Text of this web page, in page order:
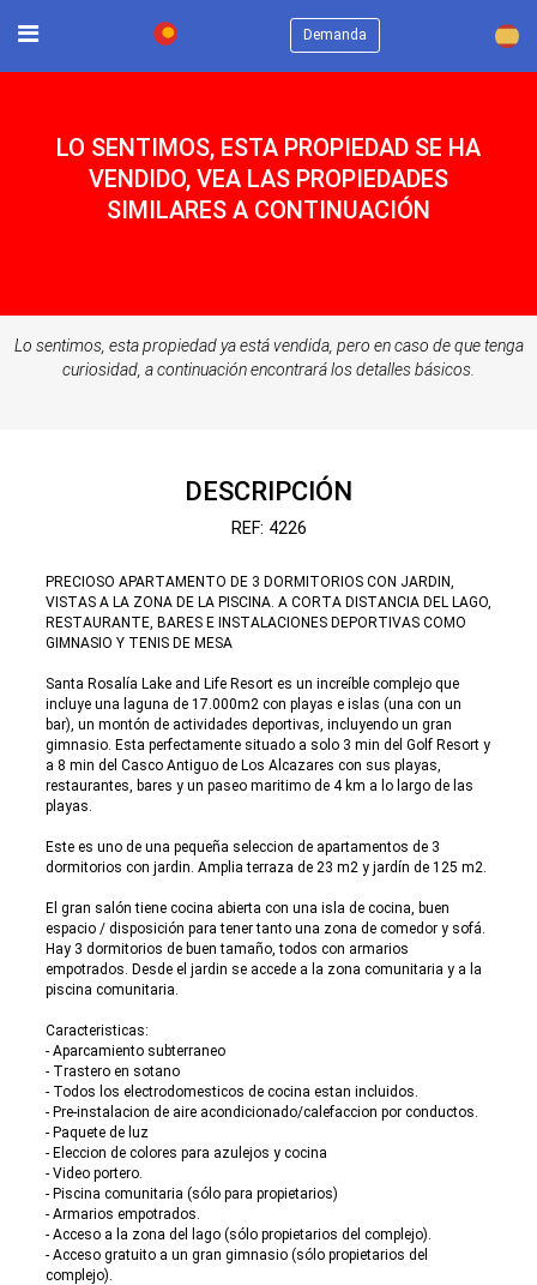
Demanda ×
LO SENTIMOS, ESTA PROPIEDAD SE HA
VENDIDO, VEA LAS PROPIEDADES
SIMILARES A CONTINUACIÓN
Lo sentimos, esta propiedad ya está vendida, pero en caso de que tenga
curiosidad, a continuación encontrará los detalles básicos.
DESCRIPCIÓN
REF: 4226
PRECIOSO APARTAMENTO DE 3 DORMITORIOS CON JARDIN,
VISTAS A LA ZONA DE LA PISCINA. A CORTA DISTANCIA DEL LAGO,
RESTAURANTE, BARES E INSTALACIONES DEPORTIVAS COMO
GIMNASIO Y TENIS DE MESA
Santa Rosalía Lake and Life Resort es un increíble complejo que
incluye una laguna de 17.000m2 con playas e islas (una con un
bar), un montón de actividades deportivas, incluyendo un gran
gimnasio. Esta perfectamente situado a solo 3 min del Golf Resort y
a 8 min del Casco Antiguo de Los Alcazares con sus playas,
restaurantes, bares y un paseo maritimo de 4 km a lo largo de las
playas.
Este es uno de una pequeña seleccion de apartamentos de 3
dormitorios con jardin. Amplia terraza de 23 m2 y jardín de 125 m2.
El gran salón tiene cocina abierta con una isla de cocina, buen
espacio / disposición para tener tanto una zona de comedor y sofá.
Hay 3 dormitorios de buen tamaño, todos con armarios
empotrados. Desde el jardin se accede a la zona comunitaria y a la
piscina comunitaria.
Caracteristicas:
- Aparcamiento subterraneo
- Trastero en sotano
- Todos los electrodomesticos de cocina estan incluidos.
- Pre-instalacion de aire acondicionado/calefaccion por conductos.
- Paquete de luz
- Eleccion de colores para azulejos y cocina
- Video portero.
- Piscina comunitaria (sólo para propietarios)
- Armarios empotrados.
- Acceso a la zona del lago (sólo propietarios del complejo).
- Acceso gratuito a un gran gimnasio (sólo propietarios del
complejo).